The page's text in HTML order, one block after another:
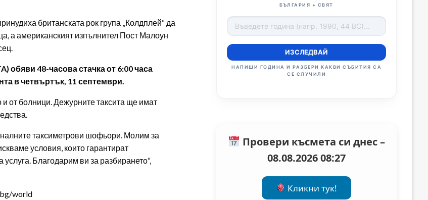
британската рок група „Колдплей“ да
а американският изпълнител Пост Малоун
обяви 48-часова стачка от 6:00 часа
в четвъртък, 11 септември.
от болници. Дежурните таксита ще имат
таксиметрови шофьори. Молим за
условия, които гарантират
Благодарим ви за разбирането“,
world
БЪЛГАРИЯ + СВЯТ
ИЗСЛЕДВАЙ
НАПИШИ ГОДИНА И РАЗБЕРИ КАКВИ СЪБИТИЯ СА
СЕ СЛУЧИЛИ
Провери късмета си днес –
08.08.2026 08:27
Кликни тук!